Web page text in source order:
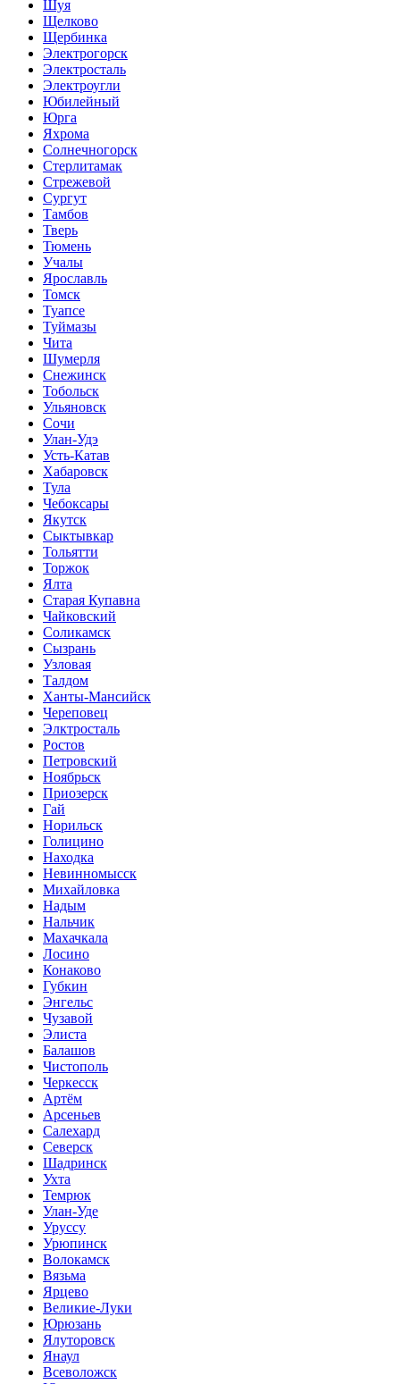
Шуя
Щелково
Щербинка
Электрогорск
Электросталь
Электроугли
Юбилейный
Юрга
Яхрома
Солнечногорск
Стерлитамак
Стрежевой
Сургут
Тамбов
Тверь
Тюмень
Учалы
Ярославль
Томск
Туапсе
Туймазы
Чита
Шумерля
Снежинск
Тобольск
Ульяновск
Сочи
Улан-Удэ
Усть-Катав
Хабаровск
Тула
Чебоксары
Якутск
Сыктывкар
Тольятти
Торжок
Ялта
Старая Купавна
Чайковский
Соликамск
Сызрань
Узловая
Талдом
Ханты-Мансийск
Череповец
Элктросталь
Ростов
Петровский
Ноябрьск
Приозерск
Гай
Норильск
Голицино
Находка
Невинномысск
Михайловка
Надым
Нальчик
Махачкала
Лосино
Конаково
Губкин
Энгельс
Чузавой
Элиста
Балашов
Чистополь
Черкесск
Артём
Арсеньев
Салехард
Северск
Шадринск
Ухта
Темрюк
Улан-Уде
Уруссу
Урюпинск
Волокамск
Вязьма
Ярцево
Великие-Луки
Юрюзань
Ялуторовск
Янаул
Всеволожск